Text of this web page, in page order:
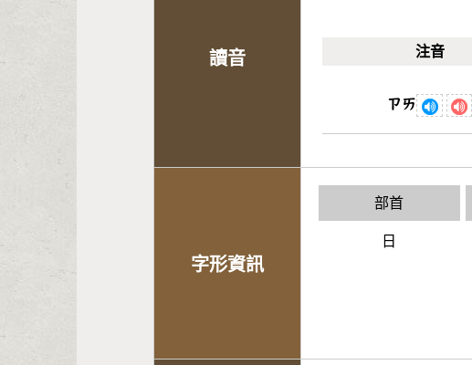
讀音
注音
ㄗㄞ
字形資訊
部首
日